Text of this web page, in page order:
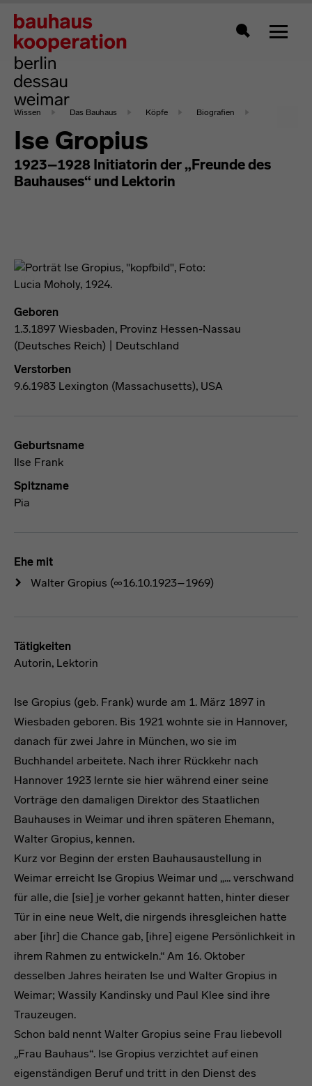
Zeigt
Wissen Das Bauhaus Köpfe Biografien
Ise Gropius
1923–1928 Initiatorin der „Freunde des
Bauhauses“ und Lektorin
Geboren
1.3.1897 Wiesbaden, Provinz Hessen-Nassau
(Deutsches Reich) | Deutschland
Verstorben
9.6.1983 Lexington (Massachusetts), USA
Geburtsname
Ilse Frank
Spitzname
Pia
Ehe mit
Walter Gropius (∞16.10.1923–1969)
Tätigkeiten
Autorin, Lektorin
Ise Gropius (geb. Frank) wurde am 1. März 1897 in
Wiesbaden geboren. Bis 1921 wohnte sie in Hannover,
danach für zwei Jahre in München, wo sie im
Buchhandel arbeitete. Nach ihrer Rückkehr nach
Hannover 1923 lernte sie hier während einer seine
Vorträge den damaligen Direktor des Staatlichen
Bauhauses in Weimar und ihren späteren Ehemann,
Walter Gropius, kennen.
Kurz vor Beginn der ersten Bauhausaustellung in
Weimar erreicht Ise Gropius Weimar und „... verschwand
für alle, die [sie] je vorher gekannt hatten, hinter dieser
Tür in eine neue Welt, die nirgends ihresgleichen hatte
aber [ihr] die Chance gab, [ihre] eigene Persönlichkeit in
ihrem Rahmen zu entwickeln.“ Am 16. Oktober
desselben Jahres heiraten Ise und Walter Gropius in
Weimar; Wassily Kandinsky und Paul Klee sind ihre
Trauzeugen.
Schon bald nennt Walter Gropius seine Frau liebevoll
„Frau Bauhaus“. Ise Gropius verzichtet auf einen
eigenständigen Beruf und tritt in den Dienst des